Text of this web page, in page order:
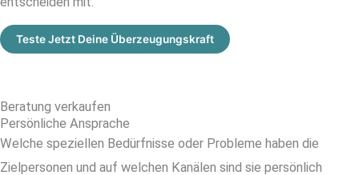
Teste Jetzt Deine Überzeugungskraft
Beratung verkaufen
Persönliche Ansprache
Welche speziellen Bedürfnisse oder Probleme haben die
Zielpersonen und auf welchen Kanälen sind sie persönlich